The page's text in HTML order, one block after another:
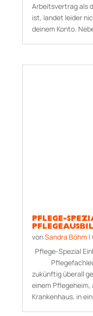
Arbeitsvertrag als
ist, landet leider
deinem Konto.
PFLEGE-
vonSandra Böhm |
Pflege-Spezial
zukünftig überall
einem
Krankenhaus, in